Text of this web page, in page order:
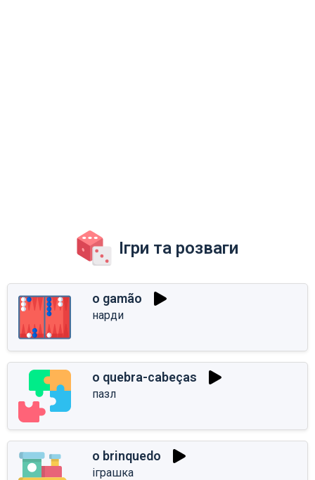
Ігри та розваги
o gamão
нарди
o quebra-cabeças
пазл
o brinquedo
іграшка